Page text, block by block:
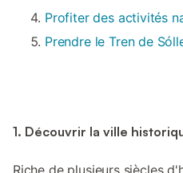
Profiter des activités
Prendre le Tren de
1. Découvrir la ville
Riche de plusieurs siècles